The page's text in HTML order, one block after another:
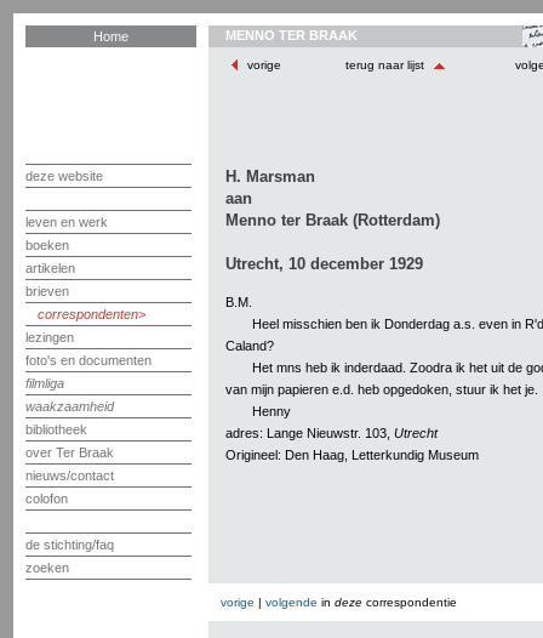
Home
deze website
leven en werk
boeken
artikelen
brieven
correspondenten
lezingen
foto's en documenten
filmliga
waakzaamheid
bibliotheek
over Ter Braak
nieuws/contact
colofon
de stichting/faq
zoeken
MENNO TER BRAAK
vorige terug naar lijst
H. Marsman
aan
Menno ter Braak (Rotterdam)
Utrecht, 10 december 1929
B.M.
Heel misschien ben ik Donderdag a.s. even in
Caland?
Het mns heb ik inderdaad. Zoodra ik het uit de
van mijn papieren e.d. heb opgedoken, stuur ik het je.
Henny
adres: Lange Nieuwstr. 103, Utrecht
Origineel: Den Haag, Letterkundig Museum
vorige | volgende in deze correspondentie